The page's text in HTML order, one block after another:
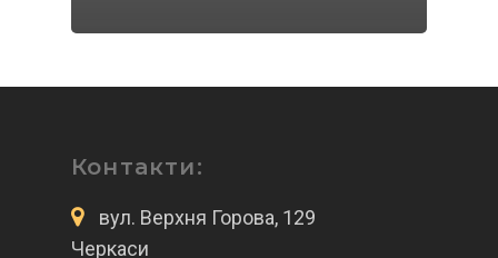
Контакти:
вул. Верхня Горова, 129
Черкаси